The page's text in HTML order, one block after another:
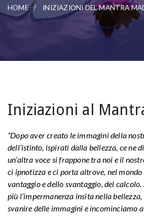
HOME INIZIAZIONI DEL MANTRA
Iniziazioni al
“Dopo aver creato le immagini della
dell’istinto, ispirati dalla bellezza, ce ne
un’altra voce si frappone tra noi e il
ci ipnotizza e ci porta altrove, nel mondo
vantaggio e dello svantaggio, del
più l’impermanenza insita nella
svanire delle immagini e incominciamo